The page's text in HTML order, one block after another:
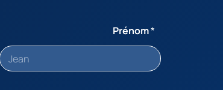
Prénom*